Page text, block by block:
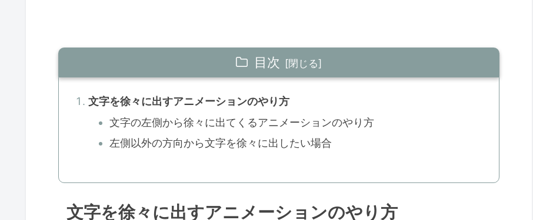
目次
文字を徐々に出すアニメーションのやり方
文字の左側から徐々に出てくるアニメーションのやり方
左側以外の方向から文字を徐々に出したい場合
文字を徐々に出すアニメーションのやり方